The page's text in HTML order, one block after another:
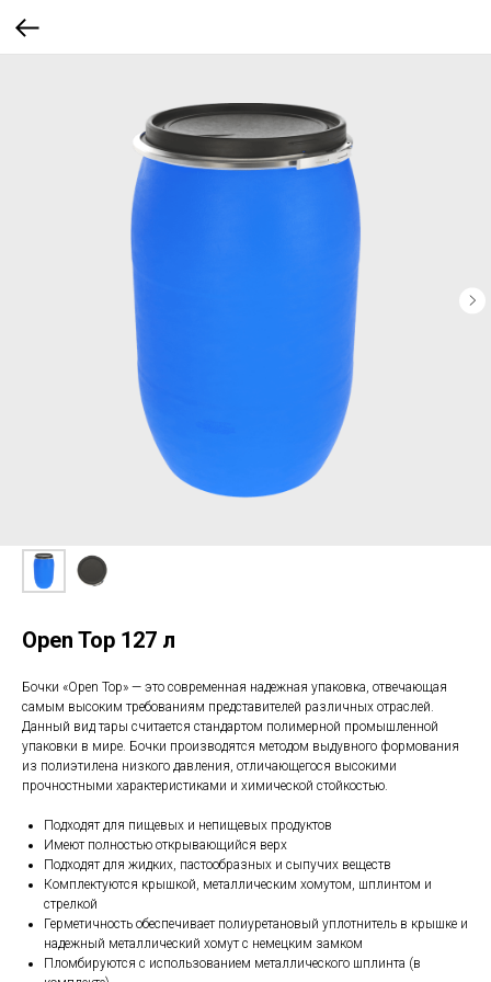
Open Top 127 л
Бочки «Open Top» — это современная надежная упаковка, отвечающая
самым высоким требованиям представителей различных отраслей.
Данный вид тары считается стандартом полимерной промышленной
упаковки в мире. Бочки производятся методом выдувного формования
из полиэтилена низкого давления, отличающегося высокими
прочностными характеристиками и химической стойкостью.
Подходят для пищевых и непищевых продуктов
Имеют полностью открывающийся верх
Подходят для жидких, пастообразных и сыпучих веществ
Комплектуются крышкой, металлическим хомутом, шплинтом и
стрелкой
Герметичность обеспечивает полиуретановый уплотнитель в крышке и
надежный металлический хомут с немецким замком
Пломбируются с использованием металлического шплинта (в